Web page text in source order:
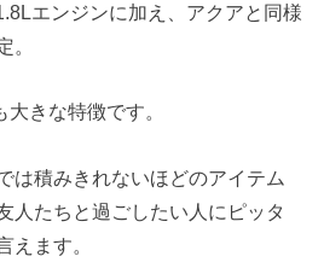
エンジンに加え、アクアと同様
。
きな特徴です。
は積みきれないほどのアイテム
人たちと過ごしたい人にピッタ
えます。